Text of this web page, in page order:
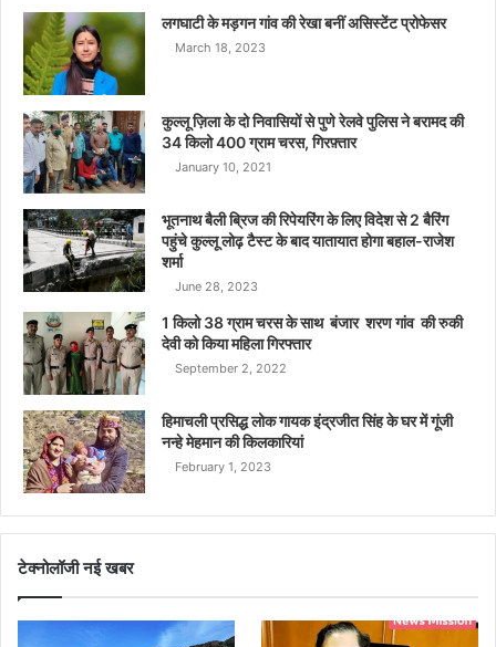
लगघाटी के मड़गन गांव की रेखा बनीं असिस्टेंट प्रोफेसर
March 18, 2023
कुल्लू ज़िला के दो निवासियों से पुणे रेलवे पुलिस ने बरामद की
34 किलो 400 ग्राम चरस, गिरफ़्तार
January 10, 2021
भूतनाथ बैली ब्रिज की रिपेयरिंग के लिए विदेश से 2 बैरिंग
पहुंचे कुल्लू लोढ़ टैस्ट के बाद यातायात होगा बहाल-राजेश
शर्मा
June 28, 2023
1 किलो 38 ग्राम चरस के साथ बंजार शरण गांव की रुकी
देवी को किया महिला गिरफ्तार
September 2, 2022
हिमाचली प्रसिद्ध लोक गायक इंद्रजीत सिंह के घर में गूंजी
नन्हे मेहमान की किलकारियां
February 1, 2023
टेक्नोलॉजी नई खबर